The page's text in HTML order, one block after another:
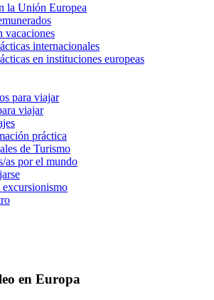
la Unión Europea
vacaciones
internacionales
en instituciones europeas
para viajar
viajar
práctica
de Turismo
as por el mundo
en Europa